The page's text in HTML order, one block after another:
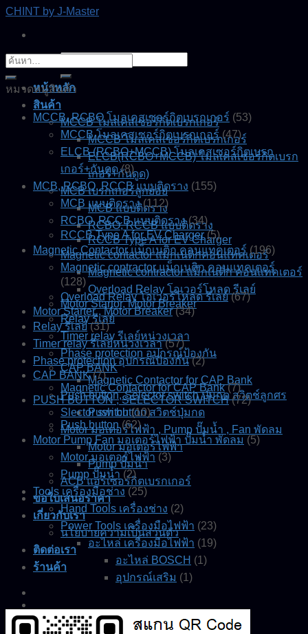
Skip
content
CHINT by J-Master
หน้าหลัก
สินค้า
MCCB โมลเคสเซอร์กิตเบรกเกอร์
MCCB โมลเคสเซอร์กิตเบรกเกอร์
ELCB(RCBO+MCCB) โมลเคสเซอร์กิตเบรก
เกอร์+กันดูด)
MCB เบรกเกอร์ลูกย่อย
MCB แบบติดราง
RCBO, RCCB แบบติดราง
RCCB Type A for EV Charger
Magnetic contactor แมกเนติกคอนแทคเตอร์
Magnetic contractor แม็กเนติก คอนแทคเตอร์
Overload Relay โอเวอร์โหลด รีเลย์
Motor Startor, Motor Breaker
Relay รีเลย์
Timer relay รีเลย์หน่วงเวลา
Phase protection อุปกรณ์ป้องกัน
CAP BANK
Magnetic Contactor for CAP Bank
Push button, Selector switch ปุ่มกด สวิตช์ลูกศร
Push button สวิตช์ปุ่มกด
Motor มอเตอร์ไฟฟ้า , Pump ปั๊มน้ำ , Fan พัดลม
Motor มอเตอร์ไฟฟ้า
Pump ปั๊มน้ำ
ACB แอร์เซอร์กิตเบรกเกอร์
ขอใบเสนอราคา
เกี่ยวกับเรา
นโยบายความเป็นส่วนตัว
ติดต่อเรา
ร้านค้า
0.00 ฿ 0
ค้นหา:
หมวดหมู่สินค้า
MCCB, RCBO โมลเคสเซอร์กิตเบรกเกอร์ (53)
MCCB โมลเคสเซอร์กิตเบรกเกอร์ (47)
ELCB (RCBO+MCCB) โมลเคสเซอร์กิตเบรก
เกอร์+กันดูด (8)
MCB, RCBO, RCCB แบบติดราง (155)
MCB แบบติดราง (112)
RCBO, RCCB แบบติดราง (34)
RCCB Type A for EV Charger (5)
Magnetic Contactor แม็กเนติก คอนแทคเตอร์ (196)
Magnetic contractor แม็กเนติก คอนแทคเตอร์
(128)
Overload Relay โอเวอร์โหลด รีเลย์ (67)
Motor Starter , Motor Breaker (34)
Relay รีเลย์ (31)
Timer relay รีเลย์หน่วงเวลา (57)
Phase protection อุปกรณ์ป้องกัน (2)
CAP BANK (7)
Magnetic Contactor for CAP Bank (7)
PUSH BUTTON , SELECTOR SWITCH (72)
Slector switch (10)
Push button (62)
Motor Pump Fan มอเตอร์ไฟฟ้า ปั๊มน้ำ พัดลม (5)
Motor มอเตอร์ไฟฟ้า (3)
Pump ปั๊มน้ำ (2)
Tools เครื่องมือช่าง (25)
Hand Tools เครื่องช่าง (2)
Power Tools เครื่องมือไฟฟ้า (23)
อะไหล่ เครื่องมือไฟฟ้า (19)
อะไหล่ BOSCH (1)
อุปกรณ์เสริม (1)